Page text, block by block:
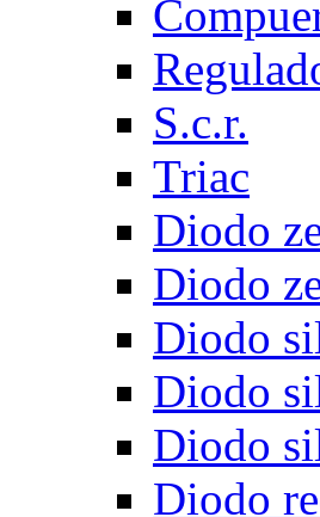
S.c.r.
Triac
Diodo
Diodo
Diodo
Diodo
Diodo
Diodo